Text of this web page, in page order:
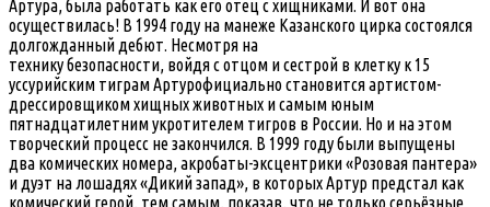
Артура, была работать как его отец с хищниками. И вот она
осуществилась! В 1994 году на манеже Казанского цирка состоялся
долгожданный дебют. Несмотря на
технику безопасности, войдя с отцом и сестрой в клетку к 15
уссурийским тиграм Артурофициально становится артистом-
дрессировщиком хищных животных и самым юным
пятнадцатилетним укротителем тигров в России. Но и на этом
творческий процесс не закончился. В 1999 году были выпущены
два комических номера, акробаты-эксцентрики «Розовая пантера»
и дуэт на лошадях «Дикий запад», в которых Артур предстал как
комический герой, тем самым, показав, что не только серьёзные